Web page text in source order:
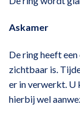
Askamer
De ring heeft
zichtbaar is.
er in verwerkt. U
hierbij wel